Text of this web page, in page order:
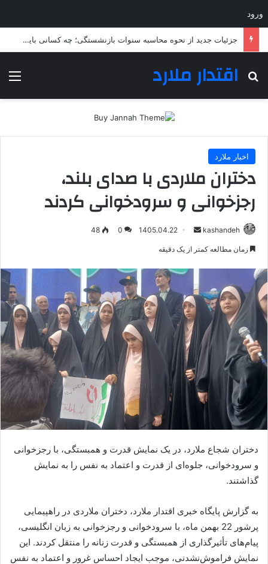
ورود
جزئیات جدید از نحوه محاسبه سنوات بازنشستگی؛ چه کسانی باید بیشتر خدمت کنند؟
اقتدار ملارد
جستجو برای
اخبار ملارد
دختران ملاردی با صدای بلند،
رجزخوانی و سرودخوانی کردند
kashandeh
ارسال1405.04.22
0
48
زمان مطالعه کمتر از یک دقیقه
دختران شجاع ملارد، در یک نمایش قدرت و همبستگی، با رجزخوانی
و سرودخوانی، جلوه‌ای از قدرت و اعتماد به نفس را به نمایش
گذاشتند.
به گزارش پایگاه خبری اقتدار ملارد، دختران ملاردی در راهپیمایی
پرشور 22 بهمن ماه، با سرودخوانی و رجزخوانی به زبان انگلیسی،
پیام‌های تأثیرگذاری از همبستگی و قدرت زنانه را منتقل کردند. این
نمایش فراموش‌نشدنی، موجب ایجاد احساس غرور و اعتماد به نفس